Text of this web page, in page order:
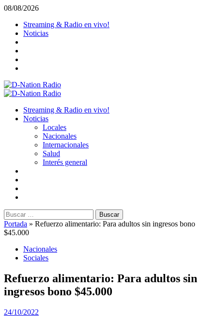
Saltar
contenido
08/08/2026
Streaming & Radio en vivo!
Noticias
Menú
Streaming & Radio en vivo!
Noticias
Locales
Nacionales
Internacionales
Salud
Interés general
Buscar:
Portada » Refuerzo alimentario: Para adultos sin ingresos bono
$45.000
Nacionales
Sociales
Refuerzo alimentario: Para adultos sin
ingresos bono $45.000
24/10/2022